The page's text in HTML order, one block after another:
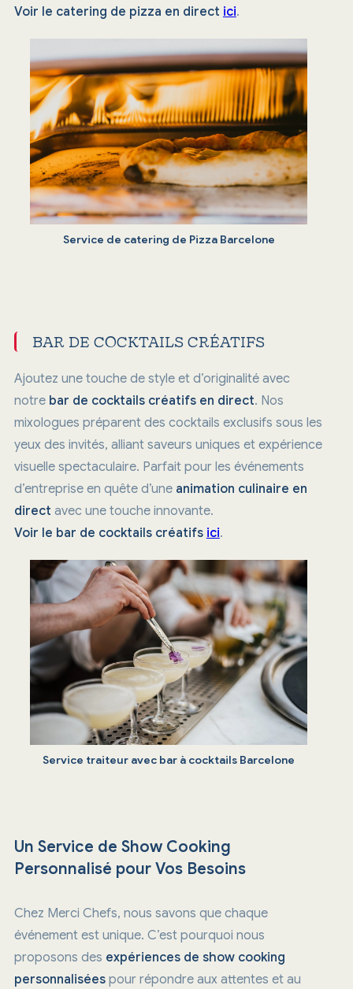
Voir le catering de pizza en direct ici.
Service de catering de Pizza Barcelone
BAR DE COCKTAILS CRÉATIFS
Ajoutez une touche de style et d’originalité avec
notre bar de cocktails créatifs en direct. Nos
mixologues préparent des cocktails exclusifs sous les
yeux des invités, alliant saveurs uniques et expérience
visuelle spectaculaire. Parfait pour les événements
d’entreprise en quête d’une animation culinaire en
direct avec une touche innovante.
Voir le bar de cocktails créatifs ici.
Service traiteur avec bar à cocktails Barcelone
Un Service de Show Cooking
Personnalisé pour Vos Besoins
Chez Merci Chefs, nous savons que chaque
événement est unique. C’est pourquoi nous
proposons des expériences de show cooking
personnaliséespour répondre aux attentes et au